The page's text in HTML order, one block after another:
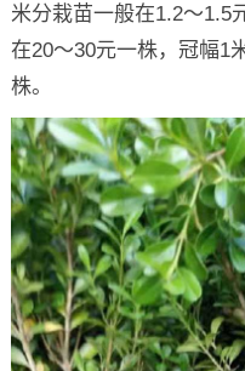
米分栽苗一般在1.2～1.5
在20～30元一株，冠幅1
株。